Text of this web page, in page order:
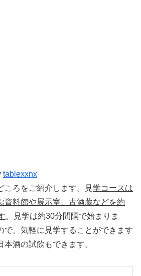
tablexxnx
ころをご紹介します。見学コースは
資料館や展示室、古酒蔵などを約
。見学は約30分間隔で始まりま
で、気軽に見学することができます
酒の試飲もできます。